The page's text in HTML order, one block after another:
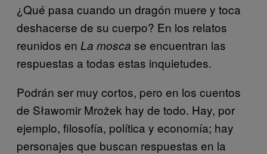
¿Qué pasa cuando un dragón muere y toca
deshacerse de su cuerpo? En los relatos
reunidos en La mosca se encuentran las
respuestas a todas estas inquietudes.
Podrán ser muy cortos, pero en los cuentos
de Sławomir Mrożek hay de todo. Hay, por
ejemplo, filosofía, política y economía; hay
personajes que buscan respuestas en la